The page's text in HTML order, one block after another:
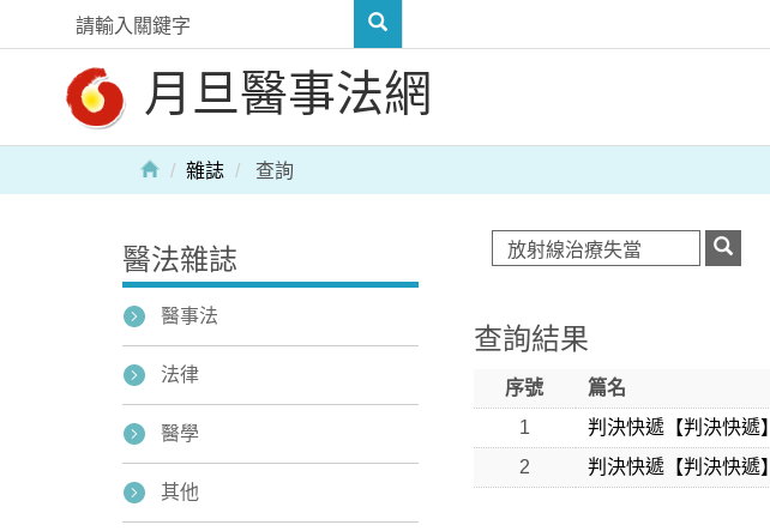
月旦醫事法網
雜誌 查詢
查詢結果
序號 篇名
1
判決快遞【判決快遞】
2
判決快遞【判決快遞】
醫法雜誌
醫事法
法律
醫學
其他